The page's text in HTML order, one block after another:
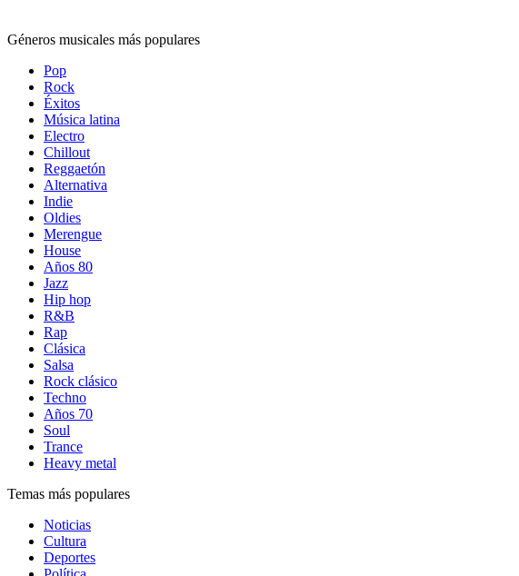
Géneros musicales más populares
Pop
Rock
Éxitos
Música latina
Electro
Chillout
Reggaetón
Alternativa
Indie
Oldies
Merengue
House
Años 80
Jazz
Hip hop
R&B
Rap
Clásica
Salsa
Rock clásico
Techno
Años 70
Soul
Trance
Heavy metal
Temas más populares
Noticias
Cultura
Deportes